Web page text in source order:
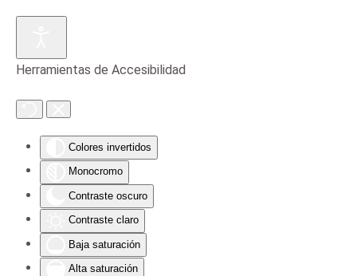
Herramientas de Accesibilidad
Colores invertidos
Monocromo
Contraste oscuro
Contraste claro
Baja saturación
Alta saturación